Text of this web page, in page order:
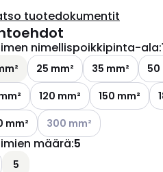
tuotedokumentit
nimellispoikkipinta-ala:
25 mm² 35 mm² 50
120 mm² 150 mm²
mm²
Katso käytettävissä
300 mm²
määrä:5
5